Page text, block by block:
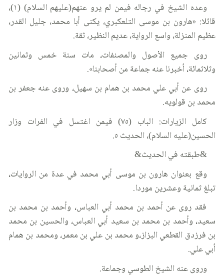
وعده الشيخ في رجاله فيمن لم يرو عنهم(عليهم السلام) (١)،
قائلا: «هارون بن موسى التلعكبري، يكنى أبا محمد، جليل القدر،
عظيم المنزلة، واسع الرواية، عديم النظير، ثقة.
روى جميع الأصول والمصنفات، مات سنة خمس وثمانين
وثلاثمائة، أخبرنا عنه جماعة من أصحابنا».
روى عن أبي علي محمد بن همام بن سهيل، وروى عنه جعفر بن
محمد بن قولويه.
كامل الزيارات: الباب (٧٥) فيمن اغتسل في الفرات وزار
الحسين(عليه السلام)، الحديث ٥.
&طبقته في الحديث&
وقع بعنوان هارون بن موسى أبي محمد في عدة من الروايات،
تبلغ ثمانية وعشرين موردا.
فقد روى عن أحمد بن محمد أبي العباس، وأحمد بن محمد بن
سعيد، وأحمد بن محمد بن سعيد أبي العباس، والحسين بن محمد
بن فرزدق القطعي البزاز،و محمد بن علي بن معمر، ومحمد بن همام
أبي علي.
وروى عنه الشيخ الطوسي وجماعة.